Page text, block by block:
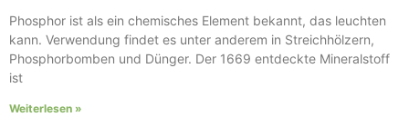
Phosphor ist als ein chemisches Element bekannt, das leuchten
kann. Verwendung findet es unter anderem in Streichhölzern,
Phosphorbomben und Dünger. Der 1669 entdeckte Mineralstoff
ist
Weiterlesen »